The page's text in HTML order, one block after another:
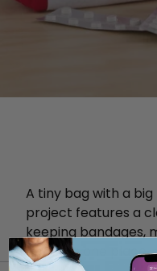
A tiny bag with a
project features a
keeping bandages,
neatly in one place.